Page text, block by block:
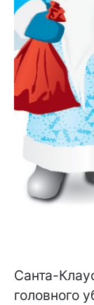
Санта-
головного